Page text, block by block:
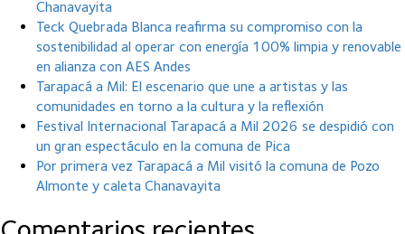
Chanavayita
Teck Quebrada Blanca reafirma su compromiso con la
sostenibilidad al operar con energía 100% limpia y renovable
en alianza con AES Andes
Tarapacá a Mil: El escenario que une a artistas y las
comunidades en torno a la cultura y la reflexión
Festival Internacional Tarapacá a Mil 2026 se despidió con
un gran espectáculo en la comuna de Pica
Por primera vez Tarapacá a Mil visitó la comuna de Pozo
Almonte y caleta Chanavayita